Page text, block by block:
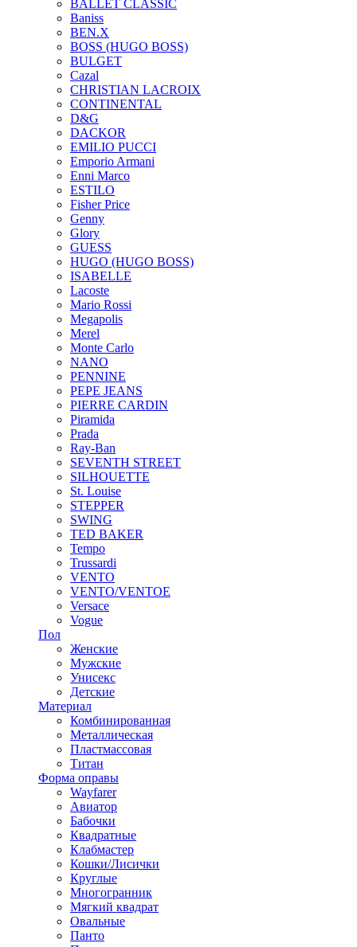
BALLET CLASSIC
Baniss
BEN.X
BOSS (HUGO BOSS)
BULGET
Cazal
CHRISTIAN LACROIX
CONTINENTAL
D&G
DACKOR
EMILIO PUCCI
Emporio Armani
Enni Marco
ESTILO
Fisher Price
Genny
Glory
GUESS
HUGO (HUGO BOSS)
ISABELLE
Lacoste
Mario Rossi
Megapolis
Merel
Monte Carlo
NANO
PENNINE
PEPE JEANS
PIERRE CARDIN
Piramida
Prada
Ray-Ban
SEVENTH STREET
SILHOUETTE
St. Louise
STEPPER
SWING
TED BAKER
Tempo
Trussardi
VENTO
VENTO/VENTOE
Versace
Vogue
Пол
Женские
Мужские
Унисекс
Детские
Материал
Комбинированная
Металлическая
Пластмассовая
Титан
Форма оправы
Wayfarer
Авиатор
Бабочки
Квадратные
Клабмастер
Кошки/Лисички
Круглые
Многогранник
Мягкий квадрат
Овальные
Панто